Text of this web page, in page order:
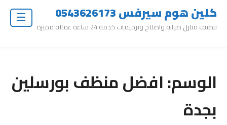
كلين هوم سيرفس 0543626173
تنظيف منازل صيانة واصلاح وترميمات خدمة 24 ساعة عمالة مميزة
الوسم:افضل منظف بورسلين
بجدة